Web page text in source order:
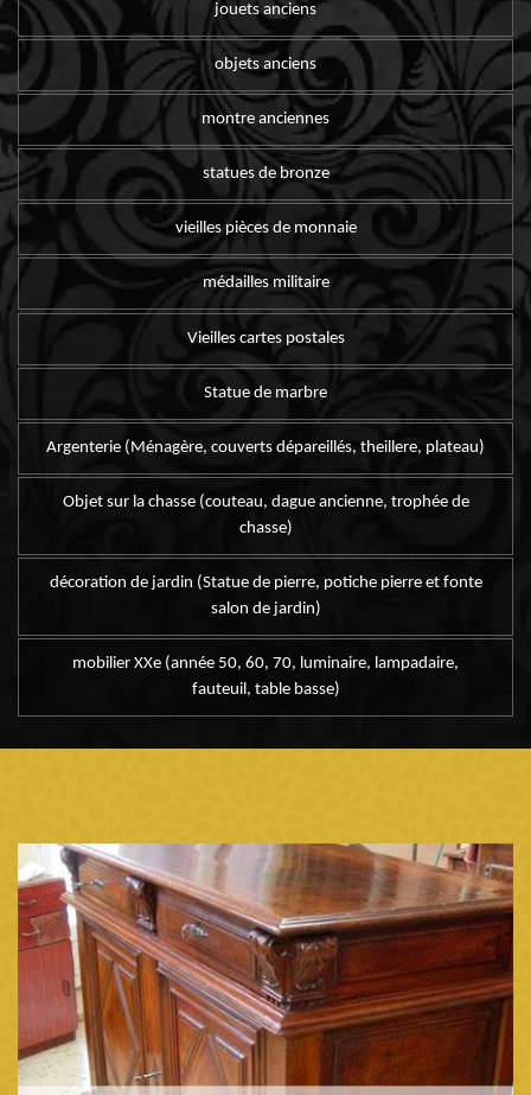
jouets anciens
objets anciens
montre anciennes
statues de bronze
vieilles pièces de monnaie
médailles militaire
Vieilles cartes postales
Statue de marbre
Argenterie (Ménagère, couverts dépareillés, theillere, plateau)
Objet sur la chasse (couteau, dague ancienne, trophée de
chasse)
décoration de jardin (Statue de pierre, potiche pierre et fonte
salon de jardin)
mobilier XXe (année 50, 60, 70, luminaire, lampadaire,
fauteuil, table basse)